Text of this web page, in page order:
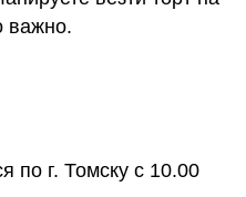
важно.
по г. Томску с 10.00